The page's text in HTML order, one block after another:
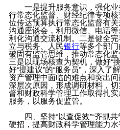
一是提升服务意识，强化业
行常态化监督、财经纪律专项
位传达预算执行常态化监督有
沟通座谈会，利用微信、电话
利化沟通交流机制。二是健全
立与税务、人民银行等多个部
破固有监管思维，推动常态化
三是以现场核查为契机，做好“
好“提建议”的“服务员”，深入了
资产管理中面临的难点和突出
深层次原因，形成调研材料，
督和财政科学管理工作取得扎
服务，以服务促监管。
四、坚持“以查促效”“齐抓共
硬招，提高财政科学管理能力